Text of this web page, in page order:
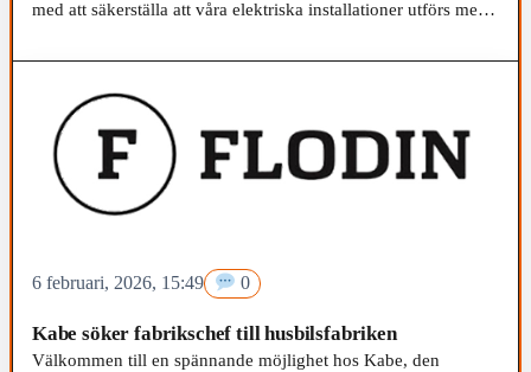
med att säkerställa att våra elektriska installationer utförs med
tekniskt kunnig och har en passion för elarbete, samt som trivs
med att arbeta i en miljö där detaljer och noggrannhet är av
största vikt.
6 februari, 2026, 15:49 0
Kabe söker fabrikschef till husbilsfabriken
Välkommen till en spännande möjlighet hos Kabe, den